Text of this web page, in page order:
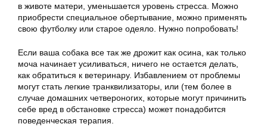
в животе матери, уменьшается уровень стресса. Можно
приобрести специальное обертывание, можно применять
свою футболку или старое одеяло. Нужно попробовать!
Если ваша собака все так же дрожит как осина, как только
моча начинает усиливаться, ничего не остается делать,
как обратиться к ветеринару. Избавлением от проблемы
могут стать легкие транквилизаторы, или (тем более в
случае домашних четвероногих, которые могут причинить
себе вред в обстановке стресса) может понадобится
поведенческая терапия.